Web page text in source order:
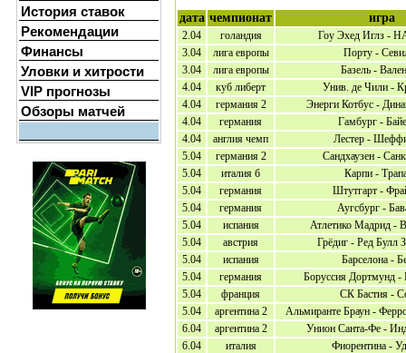
дата чемпионат игра
2.04 голандия
Гоу Эхед Иглз -
3.04
лига европы
Порту -
3.04
лига европы
Базель -
4.04
куб либерт
Унив. де Чили -
4.04
германия 2
Энерги Котбус -
4.04
германия
Гамбург -
4.04
англия чемп
Лестер -
5.04
германия 2
Сандхаузен -
5.04
италия б
Карпи -
5.04
германия
Штутгарт -
5.04
германия
Аугсбург -
5.04
испания
Атлетико Мадрид -
5.04
австрия
Грёдиг - Ред Булл
5.04
испания
Барселона -
5.04
германия
Боруссия Дортмунд -
5.04
франция
СК Бастия -
5.04
аргентина 2
Альмиранте Браун -
6.04
аргентина 2
Унион Санта-Фе -
6.04
италия
Фиорентина -
История ставок
Рекомендации
Финансы
Уловки и хитрости
VIP прогнозы
Обзоры матчей